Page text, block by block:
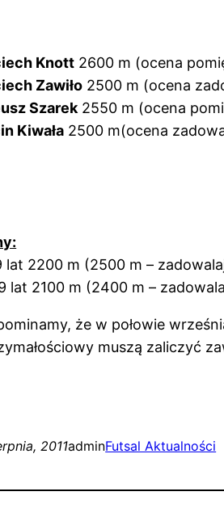
Knott 2600 m (ocena
Zawiło 2500 m (ocena
Szarek 2550 m (ocena
Kiwała 2500 m(ocena
lat 2200 m (2500 m –
lat 2100 m (2400 m –
że w połowie
muszą zaliczyć
2011adminFutsal Aktualności